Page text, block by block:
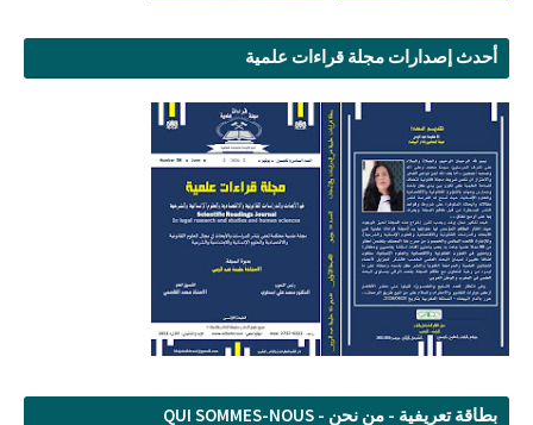
أحدث إصدارات مجلة قراءات علمية
بطاقة تعريفية - من نحن - QUI SOMMES-NOUS